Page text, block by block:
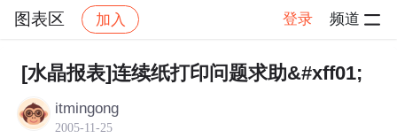
图表区 加入 登录 频道
社区 图表区 帖子详情
[水晶报表]连续纸打印问题求助&#xff01;
itmingong
2005-11-25